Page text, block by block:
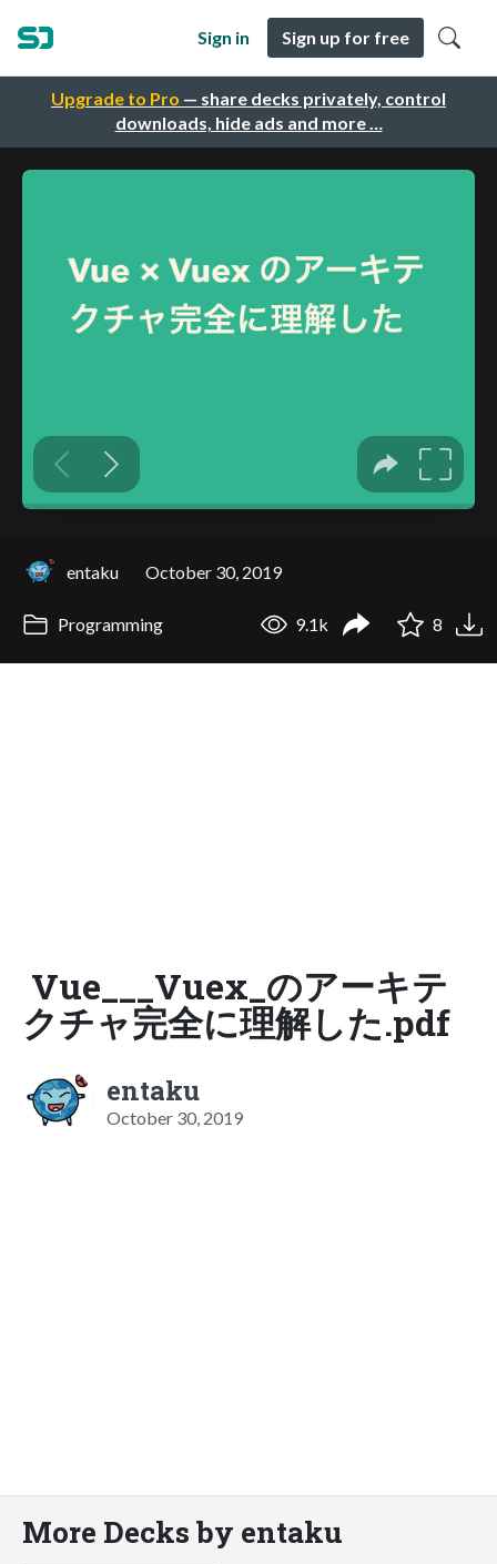
Upgrade to Pro — share decks privately, control
downloads, hide ads and more …
Sign in Sign up for free
entaku October 30, 2019
Programming 9.1k 8
Vue___Vuex_のアーキテ
クチャ完全に理解した.pdf
entaku
October 30, 2019
More Decks by entaku